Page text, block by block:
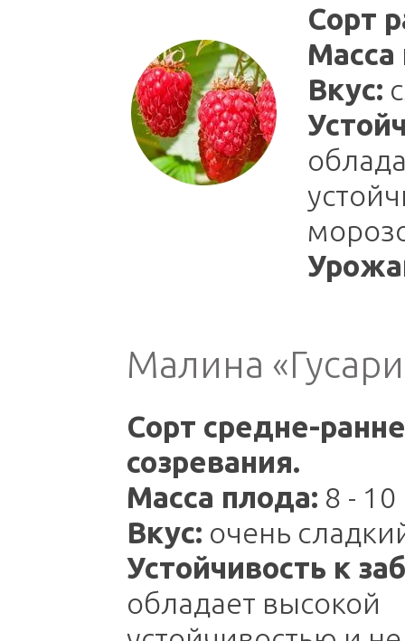
Сорт
Масса
Вкус:
Малина
Сорт средне-
созревания.
Масса плода: 8 - 10
Вкус: очень
Устойчивость к
обладает высокой